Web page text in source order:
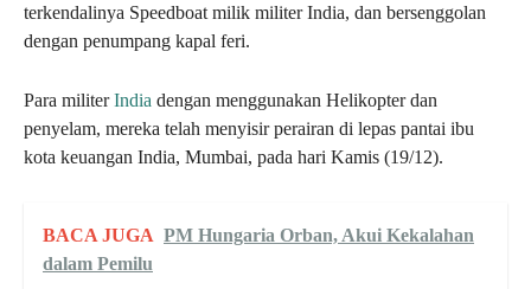
terkendalinya Speedboat milik militer India, dan bersenggolan
dengan penumpang kapal feri.
Para militerIndia dengan menggunakan Helikopter dan
penyelam, mereka telah menyisir perairan di lepas pantai ibu
kota keuangan India, Mumbai, pada hari Kamis (19/12).
BACA JUGA PM Hungaria Orban, Akui Kekalahan
dalam Pemilu